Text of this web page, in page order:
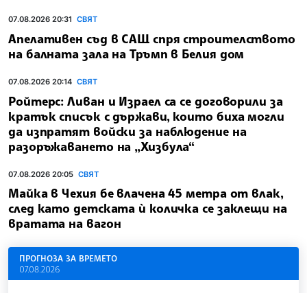
07.08.2026 20:31 СВЯТ
Апелативен съд в САЩ спря строителството
на балната зала на Тръмп в Белия дом
07.08.2026 20:14 СВЯТ
Ройтерс: Ливан и Израел са се договорили за
кратък списък с държави, които биха могли
да изпратят войски за наблюдение на
разоръжаването на „Хизбула“
07.08.2026 20:05 СВЯТ
Майка в Чехия бе влачена 45 метра от влак,
след като детската ѝ количка се заклещи на
вратата на вагон
ПРОГНОЗА ЗА ВРЕМЕТО
07.08.2026